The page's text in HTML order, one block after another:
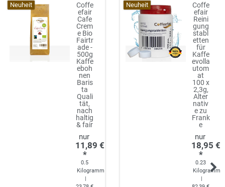
Neuheit
Coffe
efair
Cafe
Crem
e Bio
Fairtr
ade -
500g
Kaffe
eboh
nen
Baris
ta
Quali
tät,
nach
haltig
& fair
11,89 €
*
0.5
Kilogramm
|
Neuheit
Coffe
efair
Reini
gung
stabl
etten
für
Kaffe
evolla
utom
at
100 x
2,3g,
Alter
nativ
e zu
Frank
e
18,95 €
*
0.23
Kilogramm
|